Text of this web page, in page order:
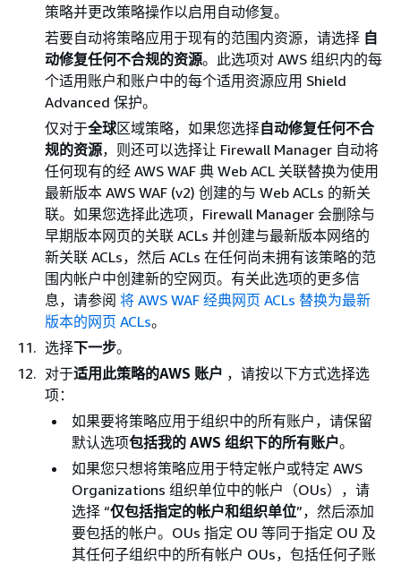
策略并更改策略操作以启用自动修复。
若要自动将策略应用于现有的范围内资源，请选择 自
动修复任何不合规的资源。此选项对 AWS 组织内的每
个适用账户和账户中的每个适用资源应用 Shield
Advanced 保护。
仅对于全球区域策略，如果您选择自动修复任何不合
规的资源，则还可以选择让 Firewall Manager 自动将
任何现有的经 AWS WAF 典 Web ACL 关联替换为使用
最新版本 AWS WAF (v2) 创建的与 Web ACLs 的新关
联。如果您选择此选项，Firewall Manager 会删除与
早期版本网页的关联 ACLs 并创建与最新版本网络的
新关联 ACLs，然后 ACLs 在任何尚未拥有该策略的范
围内帐户中创建新的空网页。有关此选项的更多信
息，请参阅 将 AWS WAF 经典网页 ACLs 替换为最新
版本的网页 ACLs。
选择下一步。
对于适用此策略的AWS 账户 ，请按以下方式选择选
项：
如果要将策略应用于组织中的所有账户，请保留
默认选项包括我的 AWS 组织下的所有账户。
如果您只想将策略应用于特定帐户或特定 AWS
Organizations 组织单位中的帐户（OUs），请
选择 “仅包括指定的帐户和组织单位”，然后添加
要包括的帐户。OUs 指定 OU 等同于指定 OU 及
其任何子组织中的所有帐户 OUs，包括任何子账